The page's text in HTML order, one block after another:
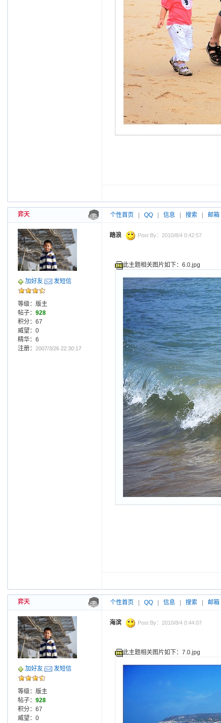
弈天 个性首页 QQ 信息 搜索 邮箱
加好友 发短信
等级：版主
帖子： 928
积分：67
威望：0
精华：6
注册： 2007/3/26 22:30:17
踏浪 Post By：2010/8/4 0:42:57
此主题相关图片如下：6.0.jpg
弈天 个性首页 QQ 信息 搜索 邮箱
加好友 发短信
等级：版主
帖子： 928
积分：67
威望：0
海滨 Post By：2010/8/4 0:44:07
此主题相关图片如下：7.0.jpg